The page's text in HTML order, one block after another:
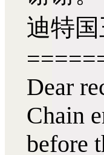
迪特
Dear
Chain
before